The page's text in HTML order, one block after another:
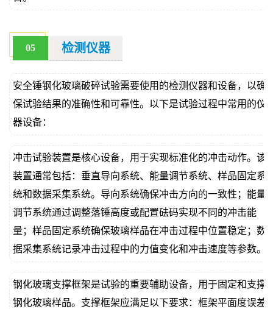
05 检测仪器
安全锤钢化玻璃破碎试验需要使用的检测仪器和设备，以确
保试验结果的准确性和可靠性。以下是试验过程中常用的仪
器设备：
冲击试验装置是核心设备，用于实现标准化的冲击动作。该
装置通常包括：垂直导向系统、能量调节系统、样品固定系
统和数据采集系统。导向系统确保冲击方向的一致性；能量
调节系统通过调整落锤高度或配置砝码实现不同的冲击能
量；样品固定系统确保玻璃样品在冲击过程中位置稳定；数
据采集系统记录冲击过程中的力值变化和冲击速度等参数。
钢化玻璃支撑框架是试验的重要辅助设备，用于固定和支撑
钢化玻璃样品。支撑框架应满足以下要求：框架平面度误差